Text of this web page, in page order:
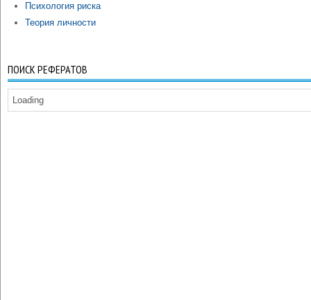
Психология риска
Теория личности
ПОИСК РЕФЕРАТОВ
Loading